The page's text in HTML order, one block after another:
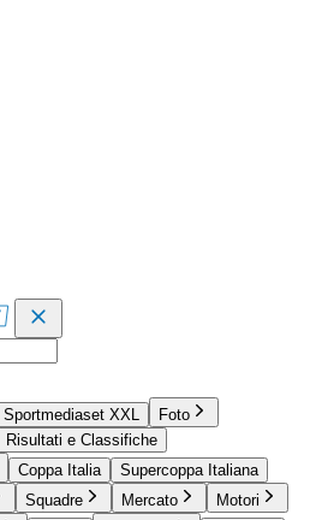
Sportmediaset XXL
Foto
Risultati e Classifiche
Coppa Italia
Supercoppa Italiana
Squadre Mercato
Motori